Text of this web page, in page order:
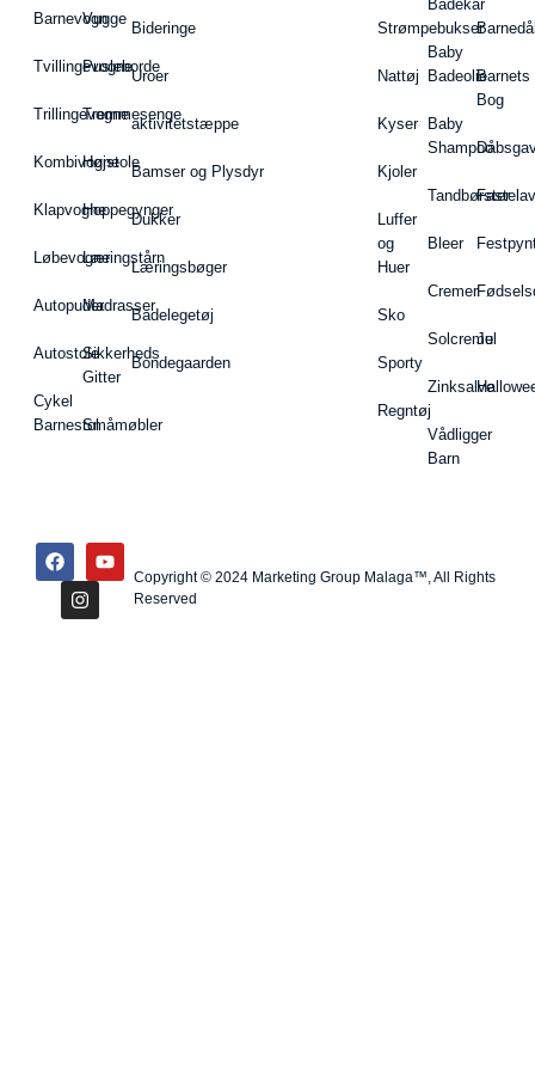
Barnevogn
Tvillingevogne
Trillingevogne
Kombivogne
Klapvogne
Løbevogne
Autopuder
Autostole
Cykel
Barnestol
Vugge
Pusleborde
Tremmesenge
Højstole
Hoppegynger
Læringstårn
Madrasser
Sikkerheds
Gitter
Småmøbler
Bideringe
Uroer
aktivitetstæppe
Bamser og Plysdyr
Dukker
Læringsbøger
Badelegetøj
Bondegaarden
Strømpebukser
Nattøj
Kyser
Kjoler
Luffer
og
Huer
Sko
Sporty
Regntøj
Badekar
Baby
Badeolie
Baby
Shampoo
Tandbørster
Bleer
Cremer
Solcreme
Zinksalve
Vådligger
Barn
Barnets
Bog
Jul
Copyright © 2024 Marketing Group Malaga™, All Rights
Reserved